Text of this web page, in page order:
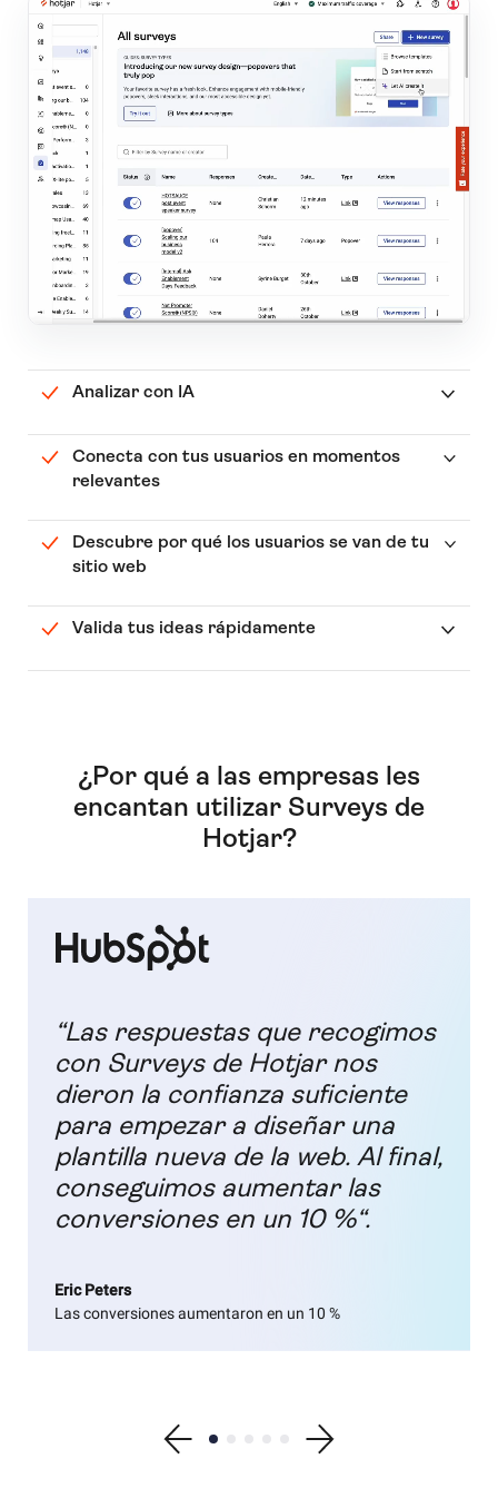
Analizar con IA
Conecta con tus usuarios en momentos
relevantes
Descubre por qué los usuarios se van de tu
sitio web
Valida tus ideas rápidamente
¿Por qué a las empresas les
encantan utilizar Surveys de
Hotjar?
“Las respuestas que recogimos
con Surveys de Hotjar nos
dieron la confianza suficiente
para empezar a diseñar una
plantilla nueva de la web. Al final,
conseguimos aumentar las
conversiones en un 10 %“.
Eric Peters
Las conversiones aumentaron en un 10 %
Show previous testimonial
Show testimonial 1
Show testimonial 2
Show testimonial 3
Show testimonial 4
Show testimonial 5
Show next testimonial